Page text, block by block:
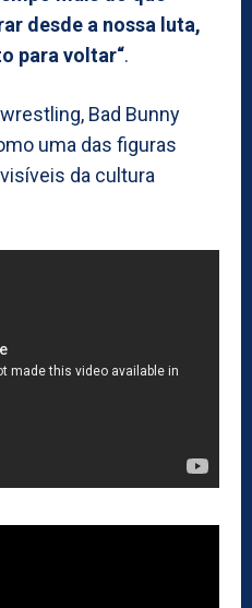
desde a nossa luta,
para voltar“.
Bad Bunny
uma das figuras
da cultura